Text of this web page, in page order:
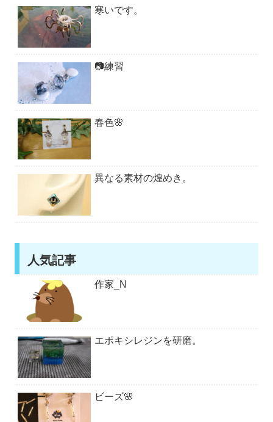
寒いです。
📷練習
春色🌸
異なる素材の煌めき。
人気記事
作家_N
エポキシレジンを研磨。
ビーズ🌸